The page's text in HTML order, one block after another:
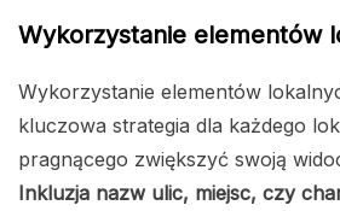
Wykorzystanie elementów
Wykorzystanie elementów
kluczowa strategia dla każdego
pragnącego zwiększyć swoją
Inkluzja nazw ulic, miejsc, czy